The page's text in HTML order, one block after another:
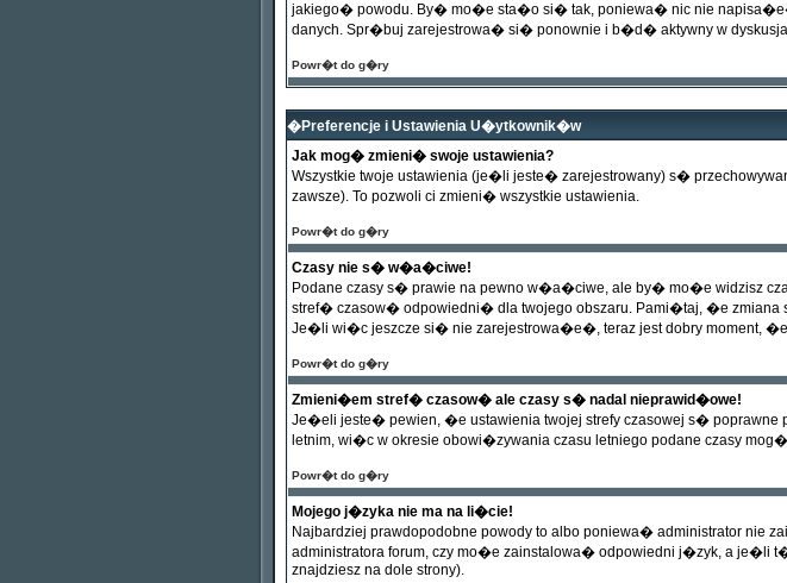
jakiego� powodu. By� mo�e sta�o si� tak, poniewa� nic nie
danych. Spr�buj zarejestrowa� si� ponownie i b�d� aktywny w
Powr�t do g�ry
�Preferencje i Ustawienia U�ytkownik�w
Jak mog� zmieni� swoje ustawienia?
Wszystkie twoje ustawienia (je�li jeste� zarejestrowany) s�
zawsze). To pozwoli ci zmieni� wszystkie ustawienia.
Powr�t do g�ry
Czasy nie s� w�a�ciwe!
Podane czasy s� prawie na pewno w�a�ciwe, ale by� mo�e widzisz
stref� czasow� odpowiedni� dla twojego obszaru. Pami�taj, �e
Je�li wi�c jeszcze si� nie zarejestrowa�e�, teraz jest dobry moment,
Powr�t do g�ry
Zmieni�em stref� czasow� ale czasy s� nadal nieprawid�owe!
Je�eli jeste� pewien, �e ustawienia twojej strefy czasowej s� poprawne
letnim, wi�c w okresie obowi�zywania czasu letniego podane czasy
Powr�t do g�ry
Mojego j�zyka nie ma na li�cie!
Najbardziej prawdopodobne powody to albo poniewa� administrator
administratora forum, czy mo�e zainstalowa� odpowiedni j�zyk, a je�li
znajdziesz na dole strony).